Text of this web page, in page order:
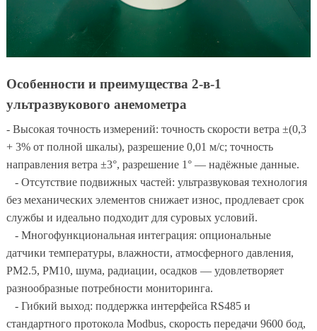
Особенности и преимущества 2-в-1
ультразвукового анемометра
- Высокая точность измерений: точность скорости ветра ±(0,3
+ 3% от полной шкалы), разрешение 0,01 м/с; точность
направления ветра ±3°, разрешение 1° — надёжные данные.
- Отсутствие подвижных частей: ультразвуковая технология
без механических элементов снижает износ, продлевает срок
службы и идеально подходит для суровых условий.
- Многофункциональная интеграция: опциональные
датчики температуры, влажности, атмосферного давления,
PM2.5, PM10, шума, радиации, осадков — удовлетворяет
разнообразные потребности мониторинга.
- Гибкий выход: поддержка интерфейса RS485 и
стандартного протокола Modbus, скорость передачи 9600 бод,